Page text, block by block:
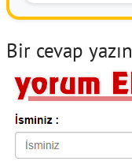
Bir cevap yazın